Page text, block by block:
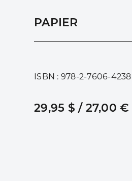
PAPIER
ISBN : 978-2-7606-
29,95 $ / 27,00 €